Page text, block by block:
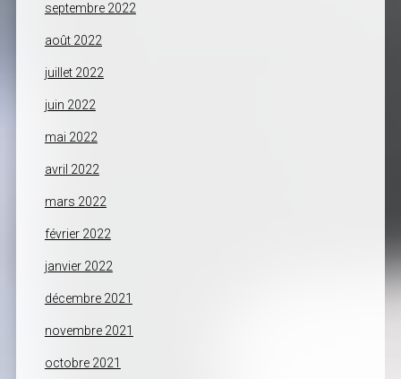
septembre 2022
août 2022
juillet 2022
juin 2022
mai 2022
avril 2022
mars 2022
février 2022
janvier 2022
décembre 2021
novembre 2021
octobre 2021